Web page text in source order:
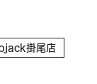
掛尾店